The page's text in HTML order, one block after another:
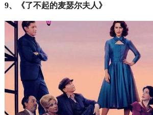
9、《了不起的麦瑟尔夫人》